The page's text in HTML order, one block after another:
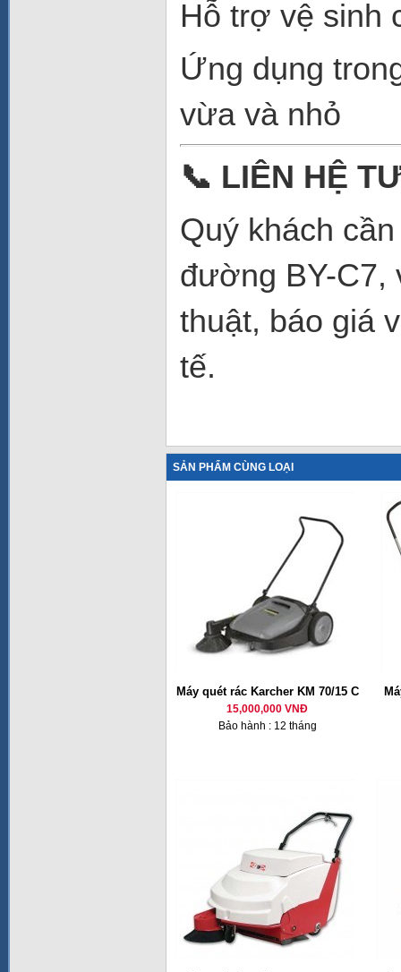
Hỗ trợ vệ sinh
Ứng dụng
vừa và nhỏ
📞 LIÊN HỆ
Quý khách
đường BY-C7,
thuật, báo giá
tế.
SẢN PHẨM CÙNG LOẠI
Máy quét rác Karcher KM 70/15 C
15,000,000 VNĐ
Bảo hành : 12 tháng